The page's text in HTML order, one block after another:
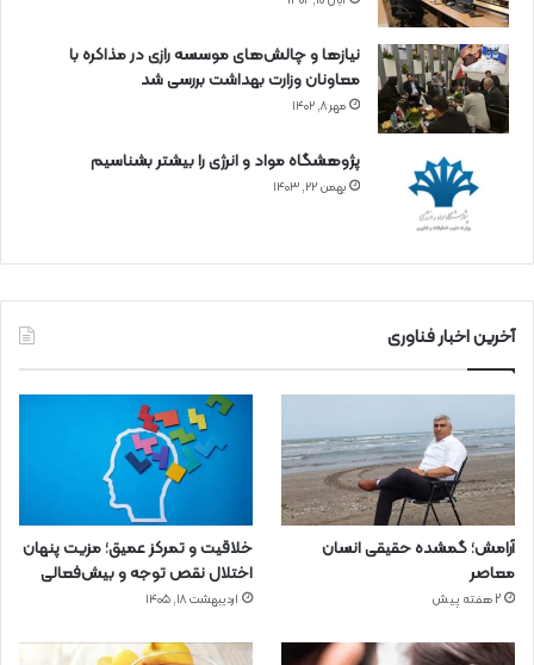
نیازها و چالش‌های موسسه رازی در مذاکره با
معاونان وزارت بهداشت بررسی شد
مهر ۸, ۱۴۰۲
پژوهشگاه مواد و انرژی را بیشتر بشناسیم
بهمن ۲۲, ۱۴۰۳
آخرین اخبار فناوری
آرامش؛ گمشده حقیقی انسان
معاصر
2 هفته پیش
خلاقیت و تمرکز عمیق؛ مزیت پنهان
اختلال نقص توجه و بیش‌فعالی
اردیبهشت ۱۸, ۱۴۰۵